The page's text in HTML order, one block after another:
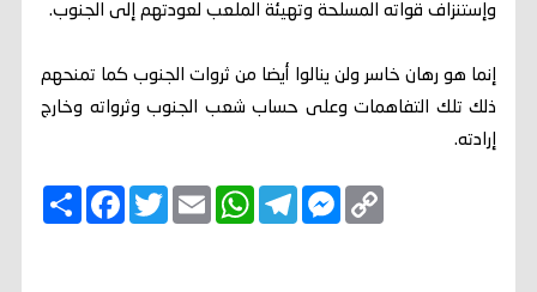
وإستنزاف قواته المسلحة وتهيئة الملعب لعودتهم إلى الجنوب.
إنما هو رهان خاسر ولن ينالوا أيضا من ثروات الجنوب كما تمنحهم
ذلك تلك التفاهمات وعلى حساب شعب الجنوب وثرواته وخارج
إرادته.
ا
F
a
T
w
E
m
W
h
T
e
M
e
C
o